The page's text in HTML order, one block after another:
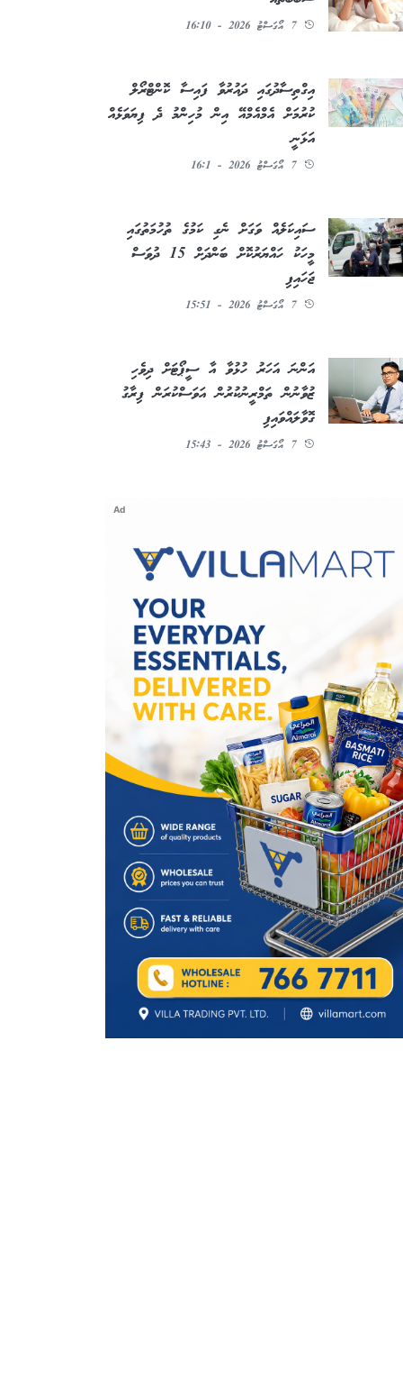
7 އޯގަސްޓު 2026 - 16:10
އިގްތިސާދުގައި ދައުރުވާ ފައިސާ ކޮންޓްރޯލް
ކުރުމަށް އެމްއެމްއޭ އިން މުހިންމު ދެ ފިޔަވަޅެއް
އަޅަނީ
7 އޯގަސްޓު 2026 - 16:1
ސައިކަލެއް ވަގަށް ނެގި ކަމުގެ ތުހުމަތުގައި
މީހަކު ހައްޔަރުކޮށް ބަންދަށް 15 ދުވަސް
ޖަހައިފި
7 އޯގަސްޓު 2026 - 15:51
އަންނަ އަހަރު ހުޅުވާ އާ ސީޕޯޓަށް ދިވެހި
ޒުވާނުން ތަމްރީނުކުރުން އަވަސްކުރަން ފިރާގު
ގޮވާލައްވައިފި
7 އޯގަސްޓު 2026 - 15:43
Ad